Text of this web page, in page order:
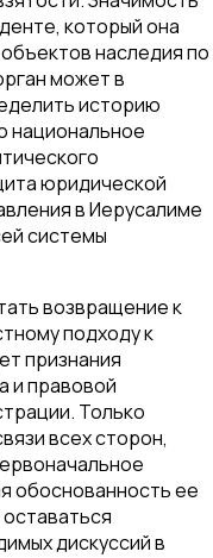
который она
наследия по
может в
историю
национальное
юридической
в Иерусалиме
системы
возвращение к
подходу к
признания
и правовой
Только
всех сторон,
обоснованность ее
дискуссий в